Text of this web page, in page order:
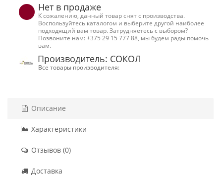
Нет в продаже
К сожалению, данный товар снят с производства.
Воспользуйтесь каталогом и выберите другой наиболее
подходящий вам товар. Затрудняетесь с выбором?
Позвоните нам: +375 29 15 777 88, мы будем рады помочь
вам.
Производитель: СОКОЛ
Все товары производителя:
Описание
Характеристики
Отзывов (0)
Доставка